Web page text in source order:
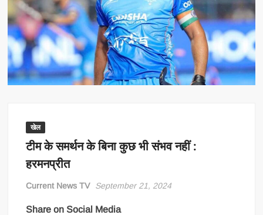
खेल
टीम के समर्थन के बिना कुछ भी संभव नहीं :
हरमनप्रीत
Current News TV September 21, 2024
Share on Social Media